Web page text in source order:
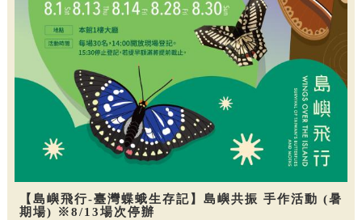
【島嶼飛行-臺灣蝶蛾生存記】島嶼共振 手作活動 (暑
期場) ※8/13場次停辦